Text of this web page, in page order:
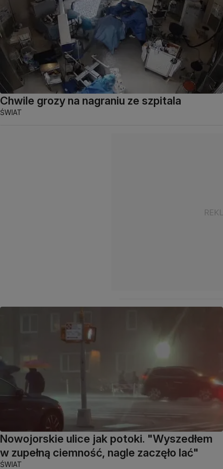
Chwile grozy na nagraniu ze szpitala
ŚWIAT
Nowojorskie ulice jak potoki. "Wyszedłem
w zupełną ciemność, nagle zaczęło lać"
ŚWIAT